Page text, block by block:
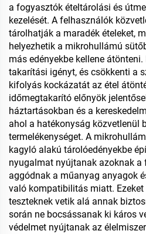
a fogyasztók ételtárolási és
kezelését. A felhasználók
tárolhatják a maradék ételeket,
helyezhetik a mikrohullámú
más edényekbe kellene
takarítási igényt, és csökkenti a
kifolyás kockázatát az étel
időmegtakarító előnyök
háztartásokban és a
ahol a hatékonyság közvetlenül
termelékenységet. A
kagyló alakú tárolóedényekbe
nyugalmat nyújtanak azoknak a
aggódnak a műanyag anyagok
való kompatibilitás miatt. Ezeket
teszteknek vetik alá annak
során ne bocsássanak ki káros
védelmet nyújtanak az